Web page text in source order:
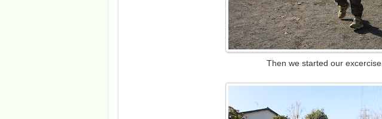
Then we started our excercise.